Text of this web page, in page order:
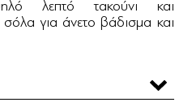
λεπτό τακούνι και
σόλα για άνετο βάδισμα και